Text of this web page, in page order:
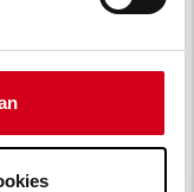
dat de
van
binnen
Hof
van. “We